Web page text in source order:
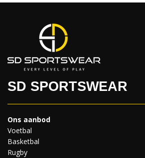
SD SPORTSWEAR
Ons aanbod
Voetbal
Basketbal
Rugby